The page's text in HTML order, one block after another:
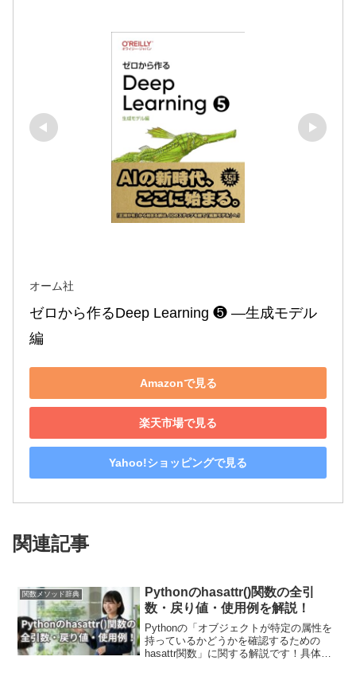
オーム社
ゼロから作るDeep Learning ❺ ―生成モデル
編
Amazonで見る
楽天市場で見る
Yahoo!ショッピングで見る
関連記事
関数メソッド辞典
Pythonのhasattr()関数の全引
数・戻り値・使用例を解説！
Pythonの「オブジェクトが特定の属性を
持っているかどうかを確認するための
hasattr関数」に関する解説です！具体的